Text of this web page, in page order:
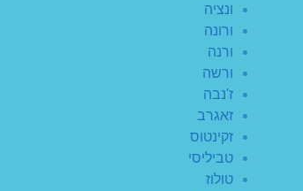
ונציה
ורונה
ורנה
ורשה
ז'נבה
זאגרב
זקינטוס
טביליסי
טולוז